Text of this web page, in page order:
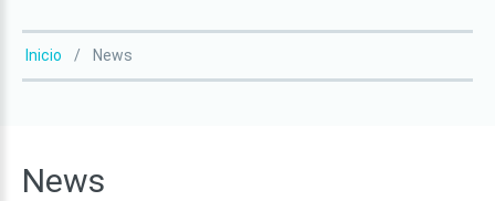
Inicio News
News